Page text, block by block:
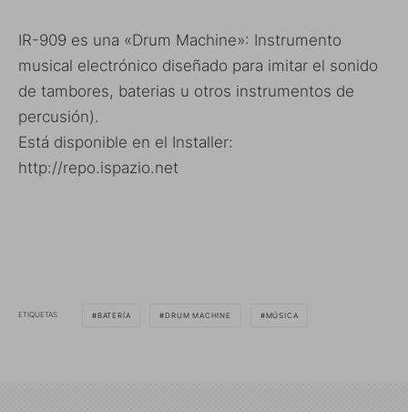
IR-909 es una «Drum Machine»: Instrumento
musical electrónico diseñado para imitar el sonido
de tambores, baterias u otros instrumentos de
percusión).
Está disponible en el Installer:
http://repo.ispazio.net
ETIQUETAS BATERÍA DRUM MACHINE MÚSICA